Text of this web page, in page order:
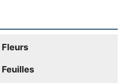
Fleurs
Feuilles